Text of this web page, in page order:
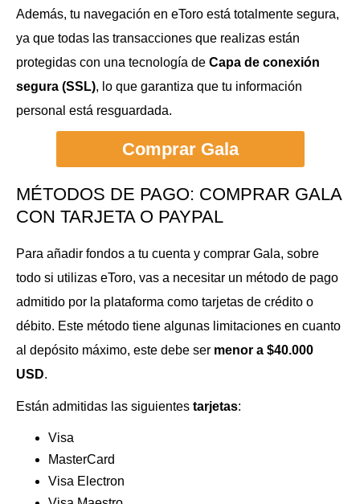
Además, tu navegación en eToro está totalmente segura,
ya que todas las transacciones que realizas están
protegidas con una tecnología de Capa de conexión
segura (SSL), lo que garantiza que tu información
personal está resguardada.
Comprar Gala
MÉTODOS DE PAGO: COMPRAR GALA
CON TARJETA O PAYPAL
Para añadir fondos a tu cuenta y comprar Gala, sobre
todo si utilizas eToro, vas a necesitar un método de pago
admitido por la plataforma como tarjetas de crédito o
débito. Este método tiene algunas limitaciones en cuanto
al depósito máximo, este debe ser menor a $40.000
USD.
Están admitidas las siguientes tarjetas:
Visa
MasterCard
Visa Electron